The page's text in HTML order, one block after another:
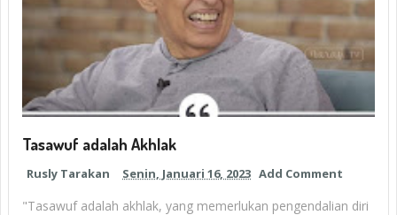
Tasawuf adalah Akhlak
Rusly Tarakan Senin, Januari 16, 2023 Add Comment
"Tasawuf adalah akhlak, yang memerlukan pengendalian diri